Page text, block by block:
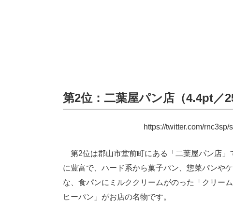
第2位：二葉屋パン店（4.4pt／
https://twitter.com/
第2位は郡山市堂前町にある「二葉屋パン店」
に豊富で、ハード系から菓子パン、惣菜パンや
な、食パンにミルククリームがのった「クリー
ヒーパン」がお店の名物です。